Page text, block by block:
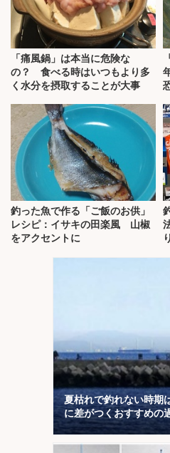
「痛風鍋」は本当に危険な
の？ 食べる時はいつもより多
く水分を摂取することが大事
釣った魚で作る「ご飯のお供」
レシピ：イサキの田楽風 山椒
をアクセントに
夏枯れで釣れない時期
に差がつくおすすめの